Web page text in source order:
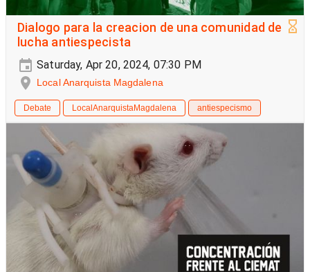
Dialogo para la creacion de una comunidad de
lucha antiespecista
Saturday, Apr 20, 2024, 07:30 PM
Local Anarquista Magdalena
Debate LocalAnarquistaMagdalena antiespecismo